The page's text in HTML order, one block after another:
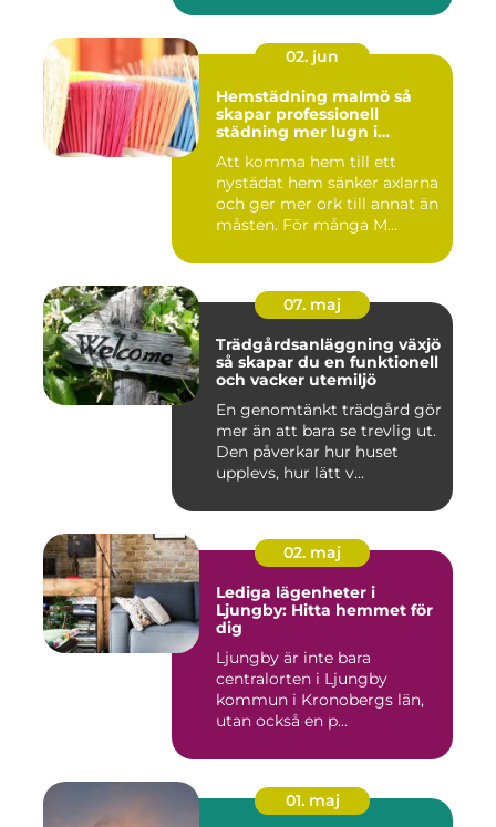
02. jun
Hemstädning malmö så
skapar professionell
städning mer lugn i
Att komma hem till ett
nystädat hem sänker axlarna
och ger mer ork till annat än
måsten. För många M...
07. maj
Trädgårdsanläggning växjö
så skapar du en funktionell
och vacker utemiljö
En genomtänkt trädgård gör
mer än att bara se trevlig ut.
Den påverkar hur huset
upplevs, hur lätt v...
02. maj
Lediga lägenheter i
Ljungby: Hitta hemmet för
dig
Ljungby är inte bara
centralorten i Ljungby
kommun i Kronobergs län,
utan också en p...
01. maj